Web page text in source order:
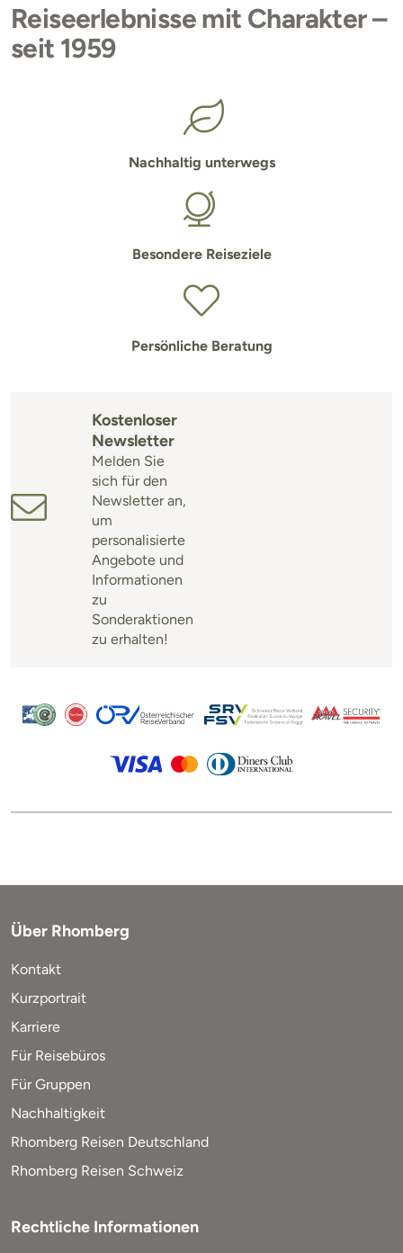
Reiseerlebnisse mit Charakter –
seit 1959
Nachhaltig unterwegs
Besondere Reiseziele
Persönliche Beratung
Kostenloser
Newsletter
Melden Sie
sich für den
Newsletter an,
um
personalisierte
Angebote und
Informationen
zu
Sonderaktionen
zu erhalten!
Über Rhomberg
Kontakt
Kurzportrait
Karriere
Für Reisebüros
Für Gruppen
Nachhaltigkeit
Rhomberg Reisen Deutschland
Rhomberg Reisen Schweiz
Rechtliche Informationen